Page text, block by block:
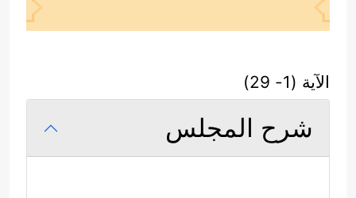
الآية (1- 29)
شرح المجلس